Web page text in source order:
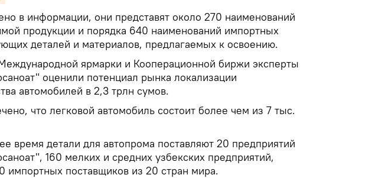
в информации, они представят около 270 наименований
продукции и порядка 640 наименований импортных
деталей и материалов, предлагаемых к освоению.
ярмарки и Кооперационной биржи эксперты
оценили потенциал рынка локализации
автомобилей в 2,3 трлн сумов.
что легковой автомобиль состоит более чем из 7 тыс.
время детали для автопрома поставляют 20 предприятий
160 мелких и средних узбекских предприятий,
импортных поставщиков из 20 стран мира.